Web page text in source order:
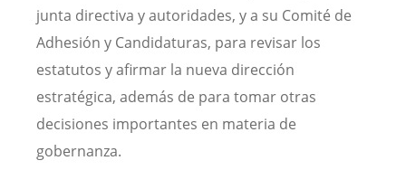
junta directiva y autoridades, y a su Comité de
Adhesión y Candidaturas, para revisar los
estatutos y afirmar la nueva dirección
estratégica, además de para tomar otras
decisiones importantes en materia de
gobernanza.